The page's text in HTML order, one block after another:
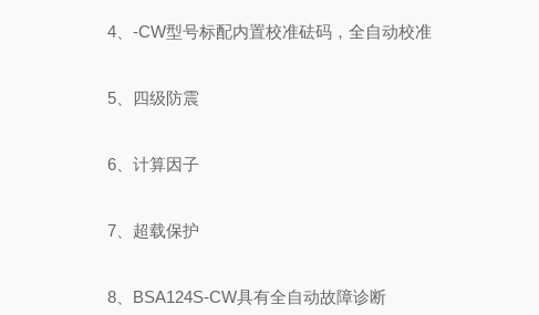
4、-CW型号标配内置校准砝码，全自动校准
5、四级防震
6、计算因子
7、超载保护
8、BSA124S-CW具有全自动故障诊断